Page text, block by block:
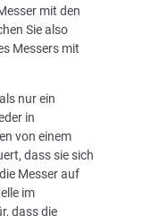
mit den
Sie also
Messers mit
nur ein
in
von einem
dass sie sich
Messer auf
im
dass die